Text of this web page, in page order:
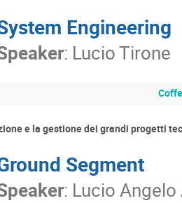
Engineering
: Lucio Tirone
e la gestione dei grandi progetti
Segment
: Lucio